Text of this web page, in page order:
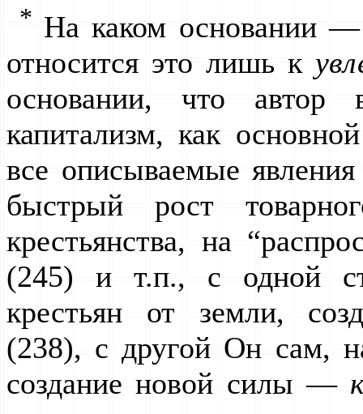
* На каком основании
относится это лишь к
основании, что автор
капитализм, как
все описываемые
быстрый рост
крестьянства, на
(245) и т.п., с одной
крестьян от земли,
(238), с другой Он сам,
создание новой силы —